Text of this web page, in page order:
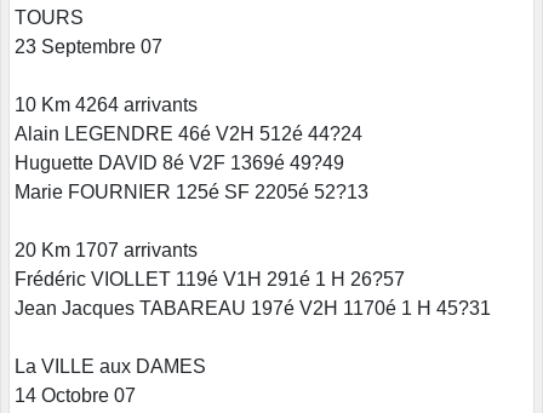
TOURS
23 Septembre 07
10 Km 4264 arrivants
Alain LEGENDRE 46é V2H 512é 44?24
Huguette DAVID 8é V2F 1369é 49?49
Marie FOURNIER 125é SF 2205é 52?13
20 Km 1707 arrivants
Frédéric VIOLLET 119é V1H 291é 1 H 26?57
Jean Jacques TABAREAU 197é V2H 1170é 1 H 45?31
La VILLE aux DAMES
14 Octobre 07